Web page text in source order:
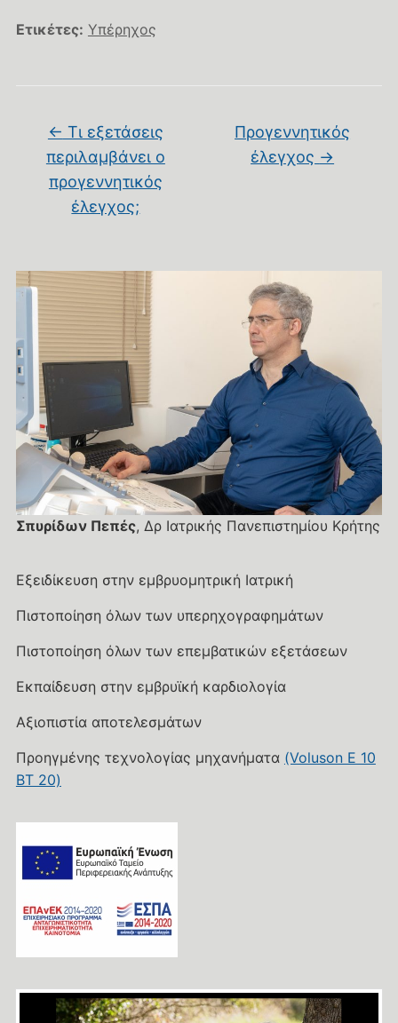
Σπυρίδων Πεπές, Δρ Ιατρικής Πανεπιστημίου Κρήτης
Εξειδίκευση στην εμβρυομητρική Ιατρική
Πιστοποίηση όλων των υπερηχογραφημάτων
Πιστοποίηση όλων των επεμβατικών εξετάσεων
Εκπαίδευση στην εμβρυϊκή καρδιολογία
Αξιοπιστία αποτελεσμάτων
Προηγμένης τεχνολογίας μηχανήματα (Voluson E 10
BT 20)
Ετικέτες: Υπέρηχος
← Τι εξετάσεις
περιλαμβάνει ο
προγεννητικός
έλεγχος;
Προγεννητικός
έλεγχος →